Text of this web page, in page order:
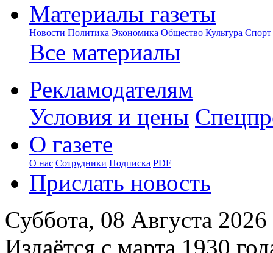
Материалы газеты
Новости Политика Экономика Общество Культура Спорт
Все материалы
Рекламодателям
Условия и цены
О газете
О нас Сотрудники Подписка PDF
Прислать новость
Суббота, 08 Августа 2026
Издаётся с марта 1930